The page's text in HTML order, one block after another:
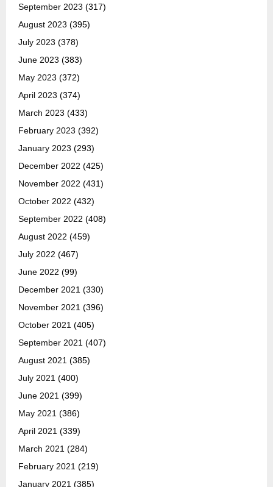
September 2023 (317)
August 2023 (395)
July 2023 (378)
June 2023 (383)
May 2023 (372)
April 2023 (374)
March 2023 (433)
February 2023 (392)
January 2023 (293)
December 2022 (425)
November 2022 (431)
October 2022 (432)
September 2022 (408)
August 2022 (459)
July 2022 (467)
June 2022 (99)
December 2021 (330)
November 2021 (396)
October 2021 (405)
September 2021 (407)
August 2021 (385)
July 2021 (400)
June 2021 (399)
May 2021 (386)
April 2021 (339)
March 2021 (284)
February 2021 (219)
January 2021 (385)